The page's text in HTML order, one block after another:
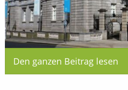
Den ganzen Beitrag lesen